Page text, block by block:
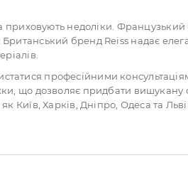
приховують недоліки.
бренд Reiss надає
професійними
що дозволяє придбати вишукану
Київ, Харків, Дніпро, Одеса та